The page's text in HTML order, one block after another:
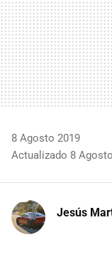
8 Agosto 2019
Actualizado 8
Jesús